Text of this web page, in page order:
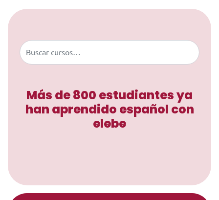
Saltar al contenido
Buscar
Más de 800 estudiantes ya
han aprendido español con
elebe